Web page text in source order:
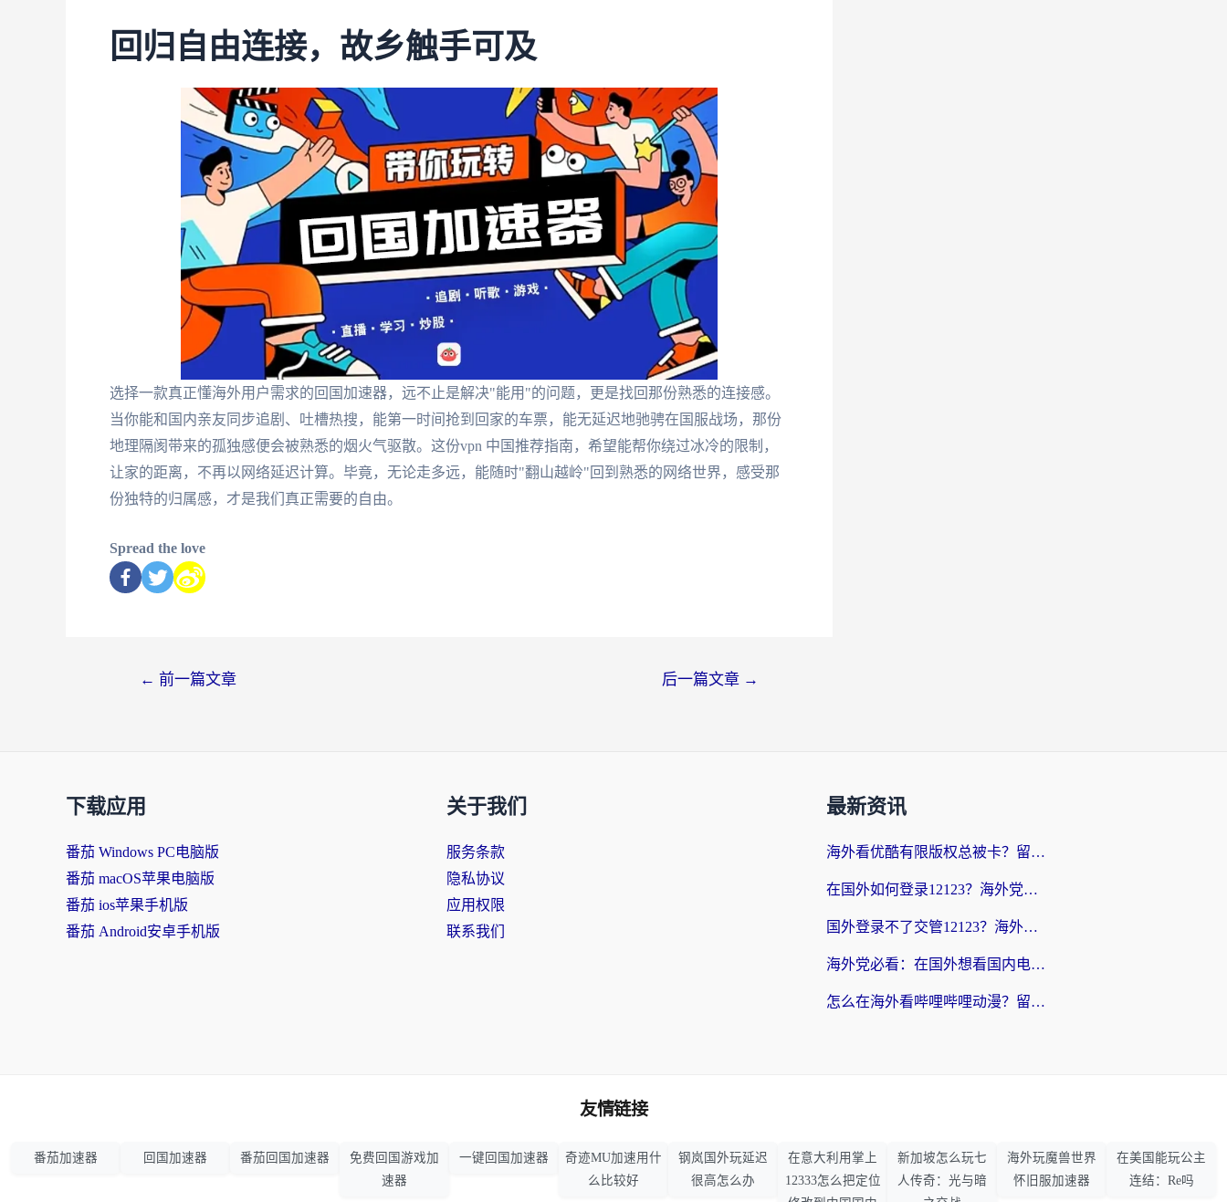
回归自由连接，故乡触手可及
选择一款真正懂海外用户需求的回国加速器，远不止是解决"能用"的问题，更是找回那份熟悉的连接感。
当你能和国内亲友同步追剧、吐槽热搜，能第一时间抢到回家的车票，能无延迟地驰骋在国服战场，那份
地理隔阂带来的孤独感便会被熟悉的烟火气驱散。这份vpn 中国推荐指南，希望能帮你绕过冰冷的限制，
让家的距离，不再以网络延迟计算。毕竟，无论走多远，能随时"翻山越岭"回到熟悉的网络世界，感受那
份独特的归属感，才是我们真正需要的自由。
Spread the love
← 前一篇文章 后一篇文章 →
下载应用
番茄 Windows PC电脑版
番茄 macOS苹果电脑版
番茄 ios苹果手机版
番茄 Android安卓手机版
关于我们
服务条款
隐私协议
应用权限
联系我们
最新资讯
海外看优酷有限版权总被卡？留学生亲测有效的回国加速器选择指南
在国外如何登录12123？海外党必备的回国加速实用指南
国外登录不了交管12123？海外华人亲测有效的回国加速器选择指南
海外党必看：在国外想看国内电视剧用什么软件？3步解决地域限制
怎么在海外看哔哩哔哩动漫？留学生亲测有效的回国加速方案
友情链接
番茄加速器 回国加速器 番茄回国加速器
免费回国游戏加
速器
一键回国加速器
奇迹MU加速用什
么比较好
钢岚国外玩延迟
很高怎么办
在意大利用掌上
12333怎么把定位
新加坡怎么玩七
人传奇：光与暗
海外玩魔兽世界
怀旧服加速器
在美国能玩公主
连结：Re吗